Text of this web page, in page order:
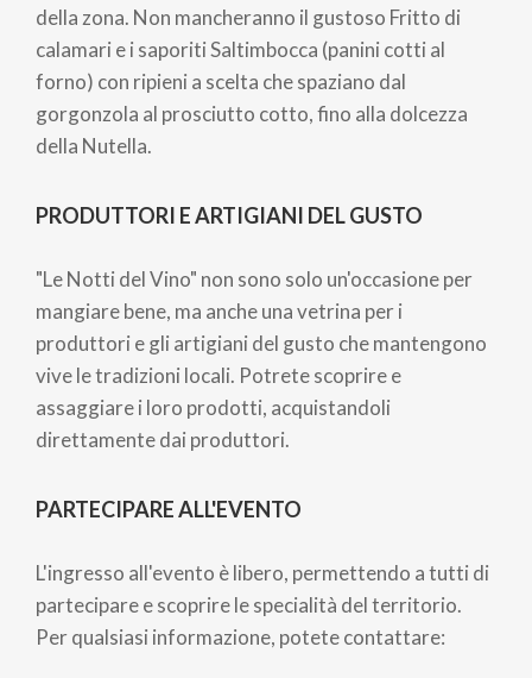
della zona. Non mancheranno il gustoso Fritto di
calamari e i saporiti Saltimbocca (panini cotti al
forno) con ripieni a scelta che spaziano dal
gorgonzola al prosciutto cotto, fino alla dolcezza
della Nutella.
PRODUTTORI E ARTIGIANI DEL GUSTO
"Le Notti del Vino" non sono solo un'occasione per
mangiare bene, ma anche una vetrina per i
produttori e gli artigiani del gusto che mantengono
vive le tradizioni locali. Potrete scoprire e
assaggiare i loro prodotti, acquistandoli
direttamente dai produttori.
PARTECIPARE ALL'EVENTO
L'ingresso all'evento è libero, permettendo a tutti di
partecipare e scoprire le specialità del territorio.
Per qualsiasi informazione, potete contattare: